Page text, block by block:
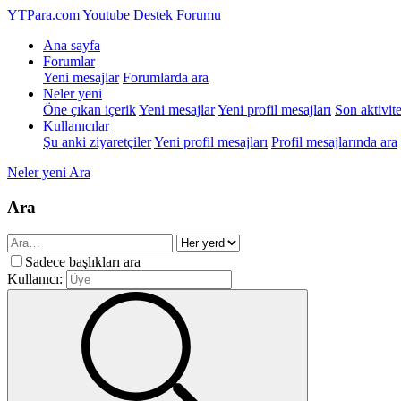
YTPara.comYoutube Destek Forumu
Ana sayfa
Forumlar
Yeni mesajlar Forumlarda ara
Neler yeni
Öne çıkan içerikYeni mesajlarYeni profil mesajları Son
Kullanıcılar
Şu anki ziyaretçilerYeni profil mesajları Profil mesajlarında ara
Neler yeni Ara
Ara
Sadece başlıkları ara
Kullanıcı: